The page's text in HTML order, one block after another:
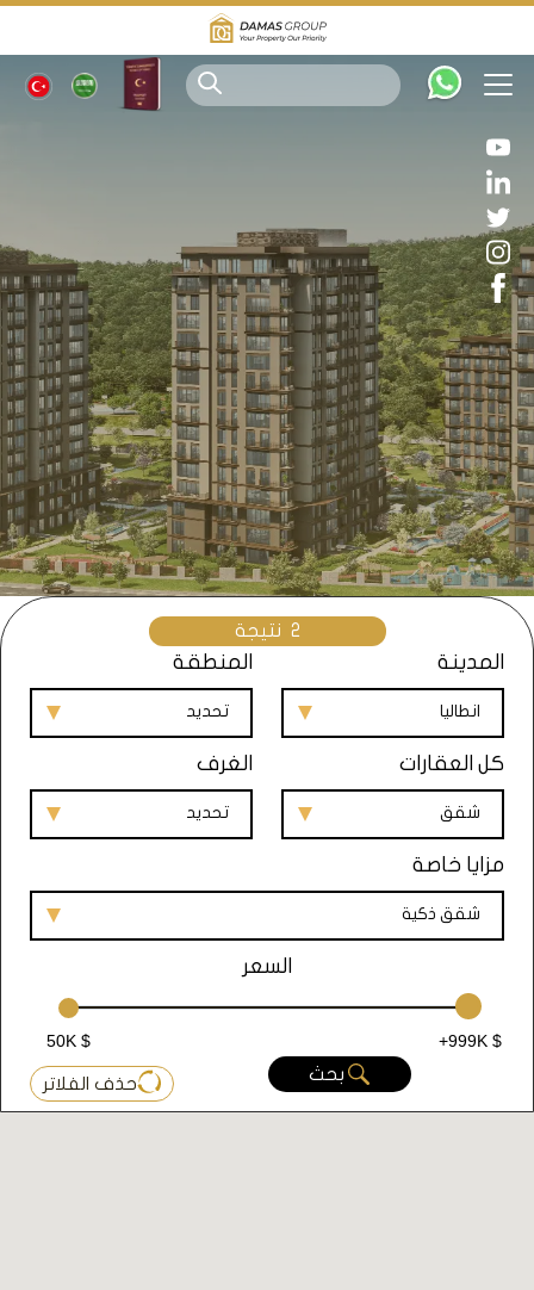
2 نتيجة
المدينة
انطاليا
المنطقة
تحديد
كل العقارات
شقق
الغرف
تحديد
مزايا خاصة
شقق ذكية
السعر
50K $
+999K $
بحث
حذف الفلاتر